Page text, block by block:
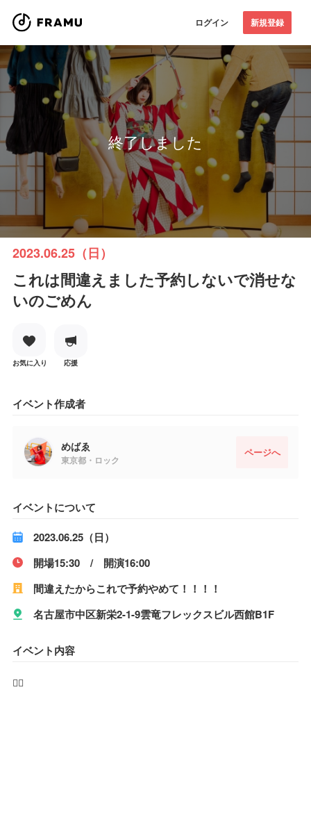
ログイン 新規登録
終了しました
2023.06.25（日）
これは間違えました予約しないで消せな
いのごめん
お気に入り 応援
イベント作成者
めばゑ
東京都・ロック
ページへ
イベントについて
2023.06.25（日）
開場15:30 / 開演16:00
間違えたからこれで予約やめて！！！！
名古屋市中区新栄2-1-9雲竜フレックスビル西館B1F
イベント内容
🙅‍♂️